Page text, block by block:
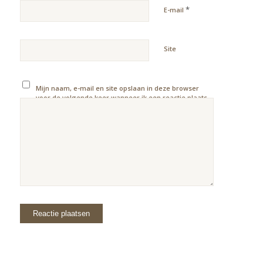
E-mail *
Site
Mijn naam, e-mail en site opslaan in deze browser
voor de volgende keer wanneer ik een reactie plaats.